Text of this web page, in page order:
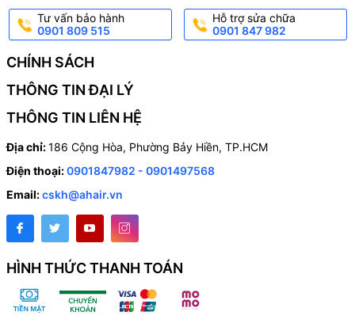
Tư vấn bảo hành
0901 809 515
Hỗ trợ sửa chữa
0901 847 982
CHÍNH SÁCH
THÔNG TIN ĐẠI LÝ
THÔNG TIN LIÊN HỆ
Địa chỉ:186 Cộng Hòa, Phường Bảy Hiền, TP.HCM
Điện thoại:0901847982 - 0901497568
Email:cskh@ahair.vn
HÌNH THỨC THANH TOÁN